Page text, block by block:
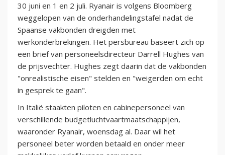
30 juni en 1 en 2 juli. Ryanair is volgens Bloomberg
weggelopen van de onderhandelingstafel nadat de
Spaanse vakbonden dreigden met
werkonderbrekingen. Het persbureau baseert zich op
een brief van personeelsdirecteur Darrell Hughes van
de prijsvechter. Hughes zegt daarin dat de vakbonden
"onrealistische eisen" stelden en "weigerden om echt
in gesprek te gaan".
In Italië staakten piloten en cabinepersoneel van
verschillende budgetluchtvaartmaatschappijen,
waaronder Ryanair, woensdag al. Daar wil het
personeel beter worden betaald en onder meer